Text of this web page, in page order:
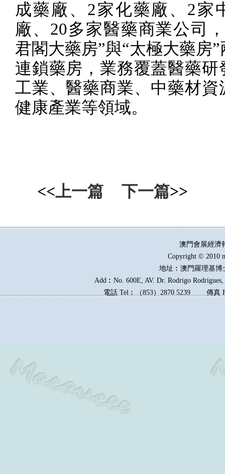
成藥廠、 2家化藥廠、 2家
廠、 20多家醫藥商業公司
君閣大藥房”與“太極大藥房
連鎖藥房，業務覆蓋醫藥研
工業、醫藥商業、中藥材資
健康產業等領域。
<<上一篇 下一篇>>
澳門會展經
Copyright © 2010
地址︰澳門羅理基博
Add︰No. 600E, AV. Dr. Rodrigo
電話 Tel︰（853）2870 5239傳真